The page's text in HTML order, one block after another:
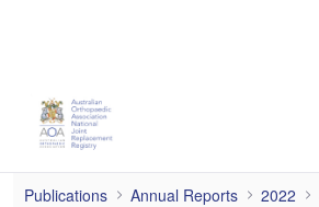
Supplementary
Publications Annual Reports 2022